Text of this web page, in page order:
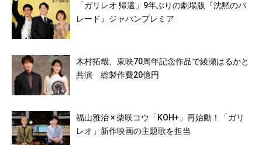
「ガリレオ 帰還」9年ぶりの劇場版『沈黙のパ
レード』ジャパンプレミア
木村拓哉、東映70周年記念作品で綾瀬はるかと
共演 総製作費20億円
福山雅治 × 柴咲コウ「KOH+」再始動！「ガリ
レオ」新作映画の主題歌を担当